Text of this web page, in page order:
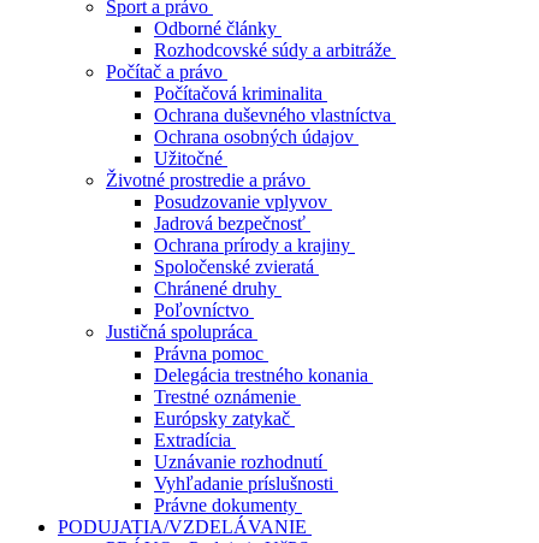
Šport a právo
Odborné články
Rozhodcovské súdy a arbitráže
Počítač a právo
Počítačová kriminalita
Ochrana duševného vlastníctva
Ochrana osobných údajov
Užitočné
Životné prostredie a právo
Posudzovanie vplyvov
Jadrová bezpečnosť
Ochrana prírody a krajiny
Spoločenské zvieratá
Chránené druhy
Poľovníctvo
Justičná spolupráca
Právna pomoc
Delegácia trestného konania
Trestné oznámenie
Európsky zatykač
Extradícia
Uznávanie rozhodnutí
Vyhľadanie príslušnosti
Právne dokumenty
PODUJATIA/VZDELÁVANIE